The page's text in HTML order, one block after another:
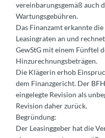
vereinbarungsgemäß auch
Wartungsgebühren.
Das Finanzamt erkannte
Leasingraten an und
GewStG mit einem Fünftel
Hinzurechnungsbeträgen.
Die Klägerin erhob
dem Finanzgericht. Der
eingelegte Revision als
Revision daher zurück.
Begründung:
Der Leasinggeber hat die